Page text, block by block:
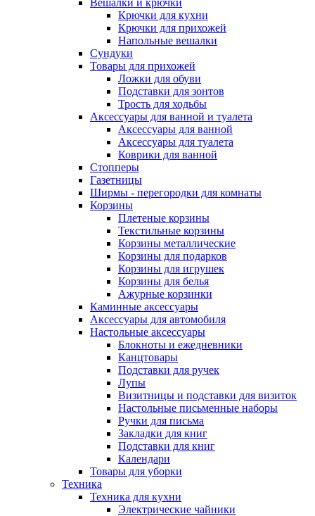
Вешалки и крючки
Крючки для кухни
Крючки для прихожей
Напольные вешалки
Сундуки
Товары для прихожей
Ложки для обуви
Подставки для зонтов
Трость для ходьбы
Аксессуары для ванной и туалета
Аксессуары для ванной
Аксессуары для туалета
Коврики для ванной
Стопперы
Газетницы
Ширмы - перегородки для комнаты
Корзины
Плетеные корзины
Текстильные корзины
Корзины металлические
Корзины для подарков
Корзины для игрушек
Корзины для белья
Ажурные корзинки
Каминные аксессуары
Аксессуары для автомобиля
Настольные аксессуары
Блокноты и ежедневники
Канцтовары
Подставки для ручек
Лупы
Визитницы и подставки для визиток
Настольные письменные наборы
Ручки для письма
Закладки для книг
Подставки для книг
Календари
Товары для уборки
Техника
Техника для кухни
Электрические чайники